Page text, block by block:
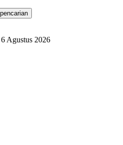
6 Agustus 2026